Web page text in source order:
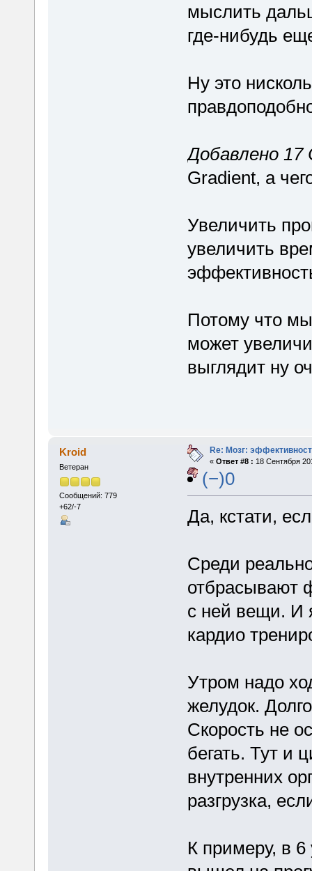
мыслить
где-нибудь
Ну это
Добавлено 17
Gradient, а
Увеличить
увеличить
Потому что
может
выглядит ну
Kroid
Ветеран
Сообщений: 779
+62/-7
Re: Мозг:
« Ответ #8 : 18 Сентября
(−)0
Да, кстати,
Среди
отбрасывают
с ней вещи. И
кардио
Утром надо
желудок.
Скорость не
бегать. Тут и
внутренних
разгрузка,
К примеру, в 6